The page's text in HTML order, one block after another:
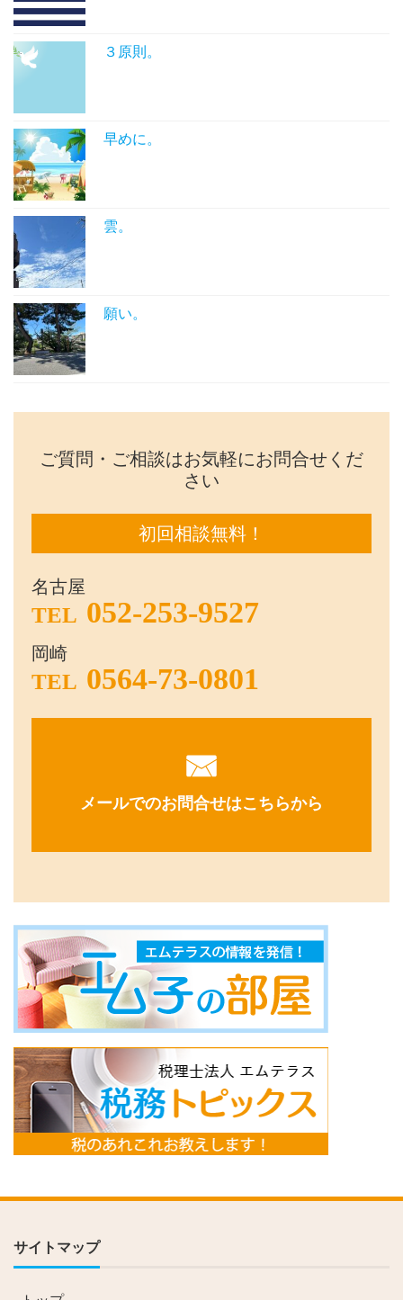
３原則。
早めに。
雲。
願い。
ご質問・ご相談はお気軽にお問合せくだ
さい
初回相談無料！
名古屋
TEL 052-253-9527
岡崎
TEL 0564-73-0801
メールでのお問合せはこちらから
サイトマップ